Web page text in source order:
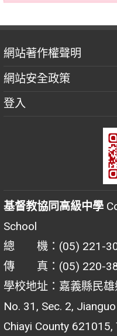
網站著作權聲明
網站安全政策
登入
基督教協同高級中學
School
總 機：(05) 221-
傳 真：(05) 220-
學校地址：嘉義縣民
No. 31, Sec. 2,
Chiayi County 621015,